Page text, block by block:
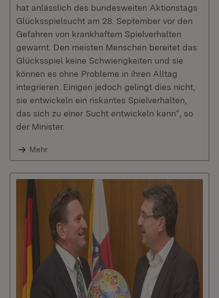
hat anlässlich des bundesweiten Aktionstags
Glücksspielsucht am 28. September vor den
Gefahren von krankhaftem Spielverhalten
gewarnt. Den meisten Menschen bereitet das
Glücksspiel keine Schwierigkeiten und sie
können es ohne Probleme in ihren Alltag
integrieren. Einigen jedoch gelingt dies nicht,
sie entwickeln ein riskantes Spielverhalten,
das sich zu einer Sucht entwickeln kann“, so
der Minister.
Mehr